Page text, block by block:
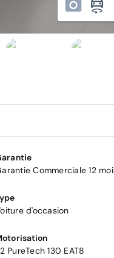
Commerciale 12
d'occasion
PureTech 130 EAT8